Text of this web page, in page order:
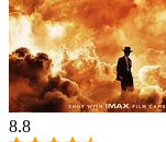
8.8